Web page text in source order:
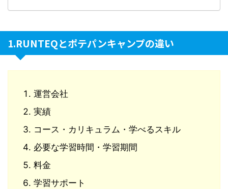
1.RUNTEQとポテパンキャンプの違い
運営会社
実績
コース・カリキュラム・学べるスキル
必要な学習時間・学習期間
料金
学習サポート